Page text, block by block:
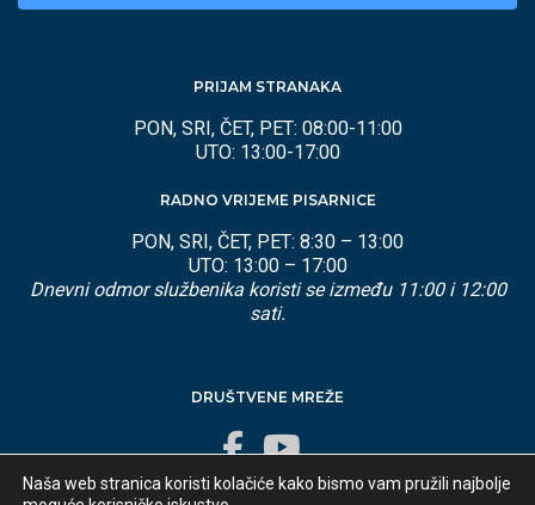
PRIJAM STRANAKA
PON, SRI, ČET, PET: 08:00-11:00
UTO: 13:00-17:00
RADNO VRIJEME PISARNICE
PON, SRI, ČET, PET: 8:30 – 13:00
UTO: 13:00 – 17:00
Dnevni odmor službenika koristi se između 11:00 i 12:00
sati.
DRUŠTVENE MREŽE
Naša web stranica koristi kolačiće kako bismo vam pružili najbolje